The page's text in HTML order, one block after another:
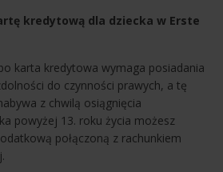
kredytową dla dziecka w Erste
karta kredytowa wymaga posiadania
do czynności prawych, a tę
z chwilą osiągnięcia
powyżej 13. roku życia możesz
połączoną z rachunkiem